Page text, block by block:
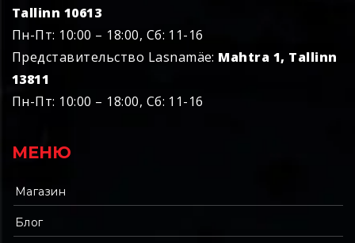
Tallinn 10613
Пн-Пт: 10:00 – 18:00, Сб: 11-16
Представительство Lasnamäe: Mahtra 1, Tallinn
13811
Пн-Пт: 10:00 – 18:00, Сб: 11-16
МЕНЮ
Магазин
Блог